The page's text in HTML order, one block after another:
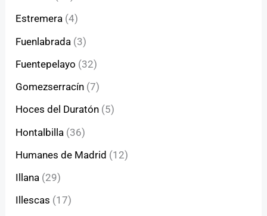
Estremera (4)
Fuenlabrada (3)
Fuentepelayo (32)
Gomezserracín (7)
Hoces del Duratón (5)
Hontalbilla (36)
Humanes de Madrid (12)
Illana (29)
Illescas (17)